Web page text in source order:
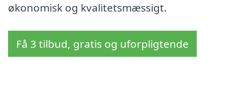
økonomisk og kvalitetsmæssigt.
Få 3 tilbud, gratis og uforpligtende